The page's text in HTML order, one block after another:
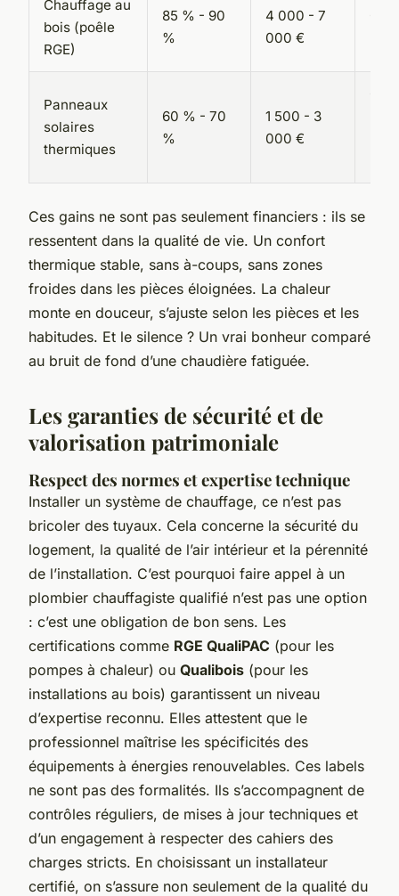
Chauffage au
bois (poêle
RGE)
85 % - 90
%
4 000 - 7
000 €
Panneaux
solaires
thermiques
60 % - 70
%
1 500 - 3
000 €
Ces gains ne sont pas seulement financiers : ils se
ressentent dans la qualité de vie. Un confort
thermique stable, sans à-coups, sans zones
froides dans les pièces éloignées. La chaleur
monte en douceur, s’ajuste selon les pièces et les
habitudes. Et le silence ? Un vrai bonheur comparé
au bruit de fond d’une chaudière fatiguée.
Les garanties de sécurité et de
valorisation patrimoniale
Respect des normes et expertise technique
Installer un système de chauffage, ce n’est pas
bricoler des tuyaux. Cela concerne la sécurité du
logement, la qualité de l’air intérieur et la pérennité
de l’installation. C’est pourquoi faire appel à un
plombier chauffagiste qualifié n’est pas une option
: c’est une obligation de bon sens. Les
certifications comme RGE QualiPAC (pour les
pompes à chaleur) ou Qualibois (pour les
installations au bois) garantissent un niveau
d’expertise reconnu. Elles attestent que le
professionnel maîtrise les spécificités des
équipements à énergies renouvelables. Ces labels
ne sont pas des formalités. Ils s’accompagnent de
contrôles réguliers, de mises à jour techniques et
d’un engagement à respecter des cahiers des
charges stricts. En choisissant un installateur
certifié, on s’assure non seulement de la qualité du